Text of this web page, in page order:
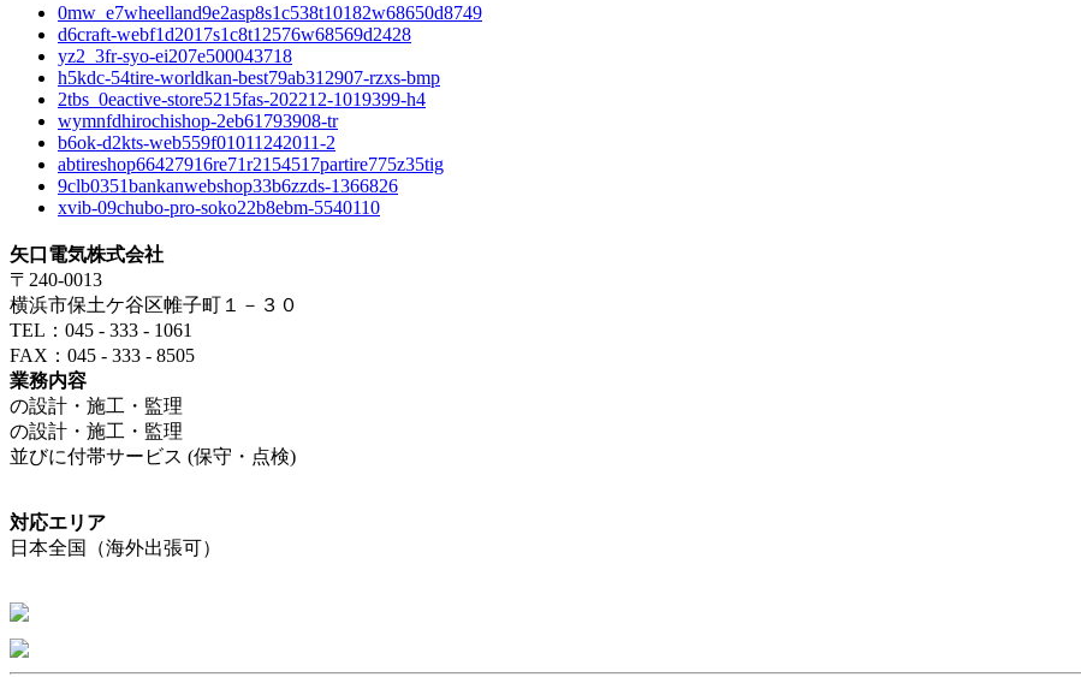
0mw_e7wheelland9e2asp8s1c538t10182w68650d8749
d6craft-webf1d2017s1c8t12576w68569d2428
yz2_3fr-syo-ei207e500043718
h5kdc-54tire-worldkan-best79ab312907-rzxs-bmp
2tbs_0eactive-store5215fas-202212-1019399-h4
wymnfdhirochishop-2eb61793908-tr
b6ok-d2kts-web559f01011242011-2
abtireshop66427916re71r2154517partire775z35tig
9clb0351bankanwebshop33b6zzds-1366826
xvib-09chubo-pro-soko22b8ebm-5540110
矢口電気株式会社
〒240-0013
横浜市保土ケ谷区帷子町１－３０
TEL：045 - 333 - 1061
FAX：045 - 333 - 8505
業務内容
の設計・施工・監理
の設計・施工・監理
並びに付帯サービス (保守・点検)
対応エリア
日本全国（海外出張可）